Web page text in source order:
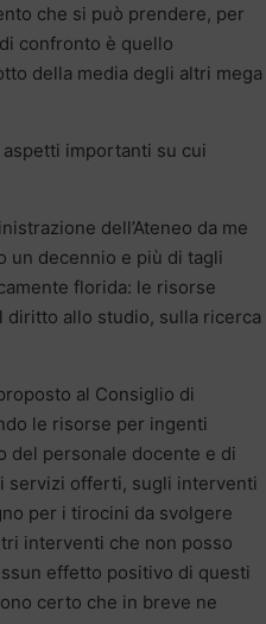
che si può prendere, per
confronto è quello
della media degli altri mega
importanti su cui
dell’Ateneo da me
un decennio e più di tagli
florida: le risorse
diritto allo studio, sulla ricerca
al Consiglio di
le risorse per ingenti
del personale docente e di
servizi offerti, sugli interventi
per i tirocini da svolgere
interventi che non posso
effetto positivo di questi
certo che in breve ne